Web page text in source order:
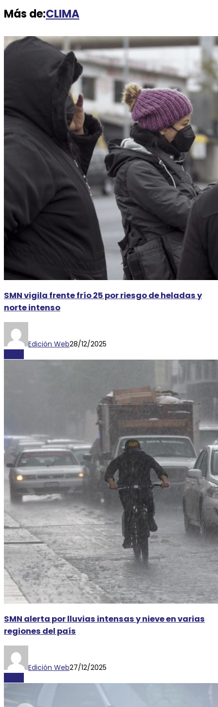
Más de:CLIMA
SMN vigila frente frío 25 por riesgo de heladas y
norte intenso
Edición Web28/12/2025
SMN alerta por lluvias intensas y nieve en varias
regiones del país
Edición Web27/12/2025